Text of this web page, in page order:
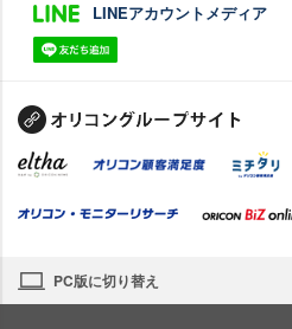
LINEアカウントメディア
PC版に切り替え